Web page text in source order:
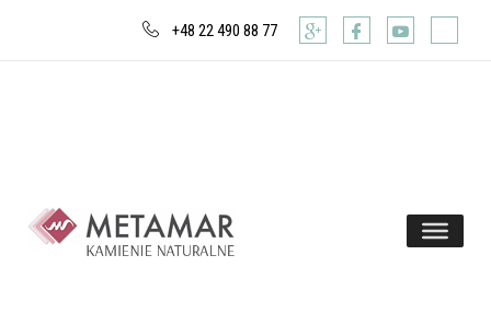
+48 22 490 88 77